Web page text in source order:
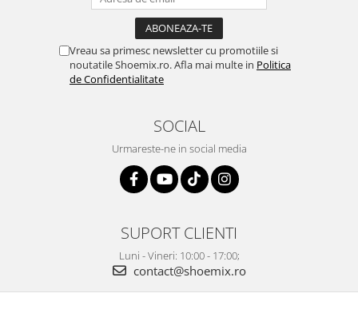
Vreau sa primesc newsletter cu promotiile si
noutatile Shoemix.ro. Afla mai multe in Politica
de Confidentialitate
SOCIAL
Urmareste-ne in social media
SUPORT CLIENTI
Luni - Vineri: 10:00 - 17:00;
contact@shoemix.ro